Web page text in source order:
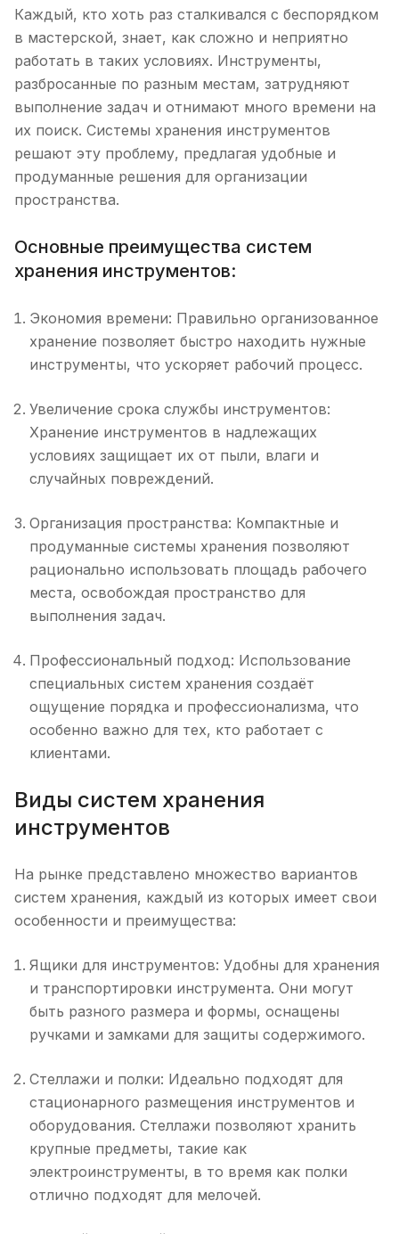
Каждый, кто хоть раз сталкивался с беспорядком
в мастерской, знает, как сложно и неприятно
работать в таких условиях. Инструменты,
разбросанные по разным местам, затрудняют
выполнение задач и отнимают много времени на
их поиск. Системы хранения инструментов
решают эту проблему, предлагая удобные и
продуманные решения для организации
пространства.
Основные преимущества систем
хранения инструментов:
Экономия времени: Правильно организованное
хранение позволяет быстро находить нужные
инструменты, что ускоряет рабочий процесс.
Увеличение срока службы инструментов:
Хранение инструментов в надлежащих
условиях защищает их от пыли, влаги и
случайных повреждений.
Организация пространства: Компактные и
продуманные системы хранения позволяют
рационально использовать площадь рабочего
места, освобождая пространство для
выполнения задач.
Профессиональный подход: Использование
специальных систем хранения создаёт
ощущение порядка и профессионализма, что
особенно важно для тех, кто работает с
клиентами.
Виды систем хранения
инструментов
На рынке представлено множество вариантов
систем хранения, каждый из которых имеет свои
особенности и преимущества:
Ящики для инструментов: Удобны для хранения
и транспортировки инструмента. Они могут
быть разного размера и формы, оснащены
ручками и замками для защиты содержимого.
Стеллажи и полки: Идеально подходят для
стационарного размещения инструментов и
оборудования. Стеллажи позволяют хранить
крупные предметы, такие как
электроинструменты, в то время как полки
отлично подходят для мелочей.